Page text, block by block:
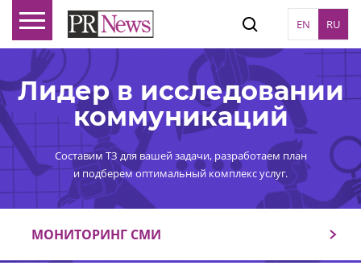
EN RU
Лидер в исследовании
коммуникаций
Составим ТЗ для вашей задачи, разработаем план
и подберем оптимальный комплекс услуг.
МОНИТОРИНГ СМИ